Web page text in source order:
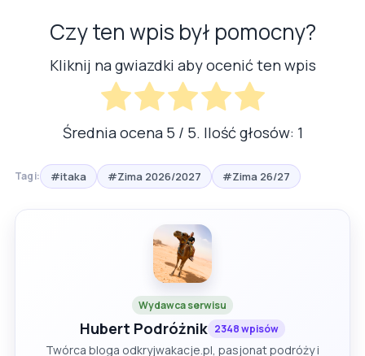
Czy ten wpis był pomocny?
Kliknij na gwiazdki aby ocenić ten wpis
Średnia ocena 5 / 5. Ilość głosów: 1
Tagi: #itaka #Zima 2026/2027 #Zima 26/27
Wydawca serwisu
Hubert Podróżnik 2348 wpisów
Twórca bloga odkryjwakacje.pl, pasjonat podróży i